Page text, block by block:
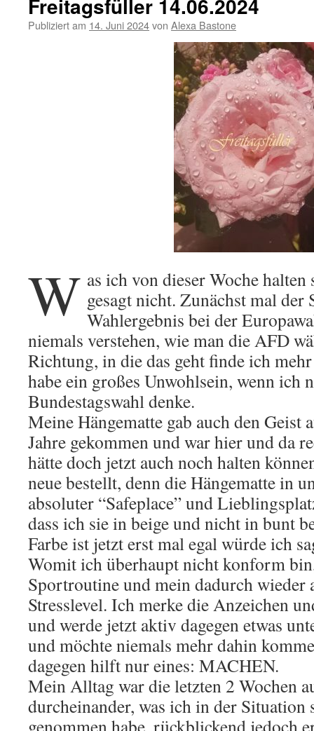
Freitagsfüller 14.06.2024
Publiziert am 14. Juni 2024von Alexa Bastone
W as ich von dieser Woche
gesagt nicht. Zunächst mal der
Wahlergebnis bei der
niemals verstehen, wie man die AFD
Richtung, in die das geht finde ich
habe ein großes Unwohlsein, wenn ich
Bundestagswahl denke.
Meine Hängematte gab auch den Geist
Jahre gekommen und war hier und da
hätte doch jetzt auch noch halten
neue bestellt, denn die Hängematte in
absoluter “Safeplace” und
dass ich sie in beige und nicht in bunt
Farbe ist jetzt erst mal egal würde ich
Womit ich überhaupt nicht konform
Sportroutine und mein dadurch wieder
Stresslevel. Ich merke die Anzeichen
und werde jetzt aktiv dagegen etwas
und möchte niemals mehr dahin
dagegen hilft nur eines: MACHEN.
Mein Alltag war die letzten 2 Wochen
durcheinander, was ich in der Situation
genommen habe, rückblickend jedoch